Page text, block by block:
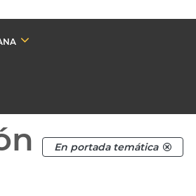
En portada temática